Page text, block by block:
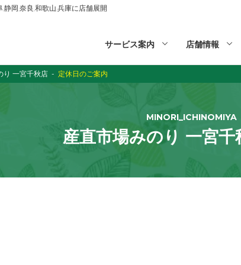
岡,奈良,和歌山,兵庫に店舗展開
サービス案内 店舗情報
り 一宮千秋店 定休日のご案内
MINORI_ICHINOMIYA
産直市場みのり 一宮